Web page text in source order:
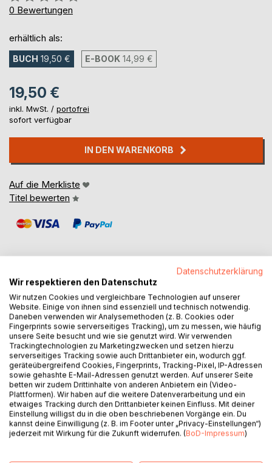
0%
0 Bewertungen
erhältlich als:
BUCH 19,50 € E-BOOK 14,99 €
19,50 €
inkl. MwSt. / portofrei
sofort verfügbar
IN DEN WARENKORB
Auf die Merkliste
Titel bewerten
BESCHREIBUNG
Dieses Buch entstand infolge der 20-jährigen Projektarbeit
der Autorin in oberösterreichischen Alten- und
Pflegeheimen zum Thema 'Hospizliche und palliative Sorge
um alte Menschen'. Es orientiert sich an häufig gestellten
Fragen von geriatrisch Pflegenden zu den Grundlagen von
Palliative Care. Beispielsweise werden die Themen
`Interdisziplinarität`, 'totaler Schmerz`,
`Angehörigenbegleitung`, `Rituale`, `Sterben`, `Ethik` und
`Recht` erläutert. In der Altenpflege Tätige erfahren
Ermutigung, ihrer Berufung treu zu bleiben, verfügbare
Datenschutzerklärung
Wir respektieren den Datenschutz
Wir nutzen Cookies und vergleichbare Technologien auf unserer
Website. Einige von ihnen sind essenziell und technisch notwendig.
Daneben verwenden wir Analysemethoden (z. B. Cookies oder
Fingerprints sowie serverseitiges Tracking), um zu messen, wie häufig
unsere Seite besucht und wie sie genutzt wird. Wir verwenden
Trackingtechnologien zu Marketingzwecken und setzen hierzu
serverseitiges Tracking sowie auch Drittanbieter ein, wodurch ggf.
geräteübergreifend Cookies, Fingerprints, Tracking-Pixel, IP-Adressen
sowie gehashte E-Mail-Adressen genutzt werden. Auf unserer Seite
betten wir zudem Drittinhalte von anderen Anbietern ein (Video-
Plattformen). Wir haben auf die weitere Datenverarbeitung und ein
etwaiges Tracking durch den Drittanbieter keinen Einfluss. Mit deiner
Einstellung willigst du in die oben beschriebenen Vorgänge ein. Du
kannst deine Einwilligung (z. B. im Footer unter „Privacy-Einstellungen“)
jederzeit mit Wirkung für die Zukunft widerrufen. (BoD-Impressum)